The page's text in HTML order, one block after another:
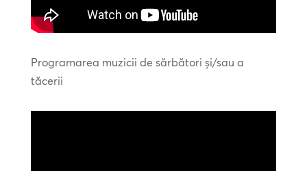
Programarea muzicii de sărbători și/sau a
tăcerii